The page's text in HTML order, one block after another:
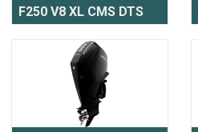
F250 V8 XL CMS DTS